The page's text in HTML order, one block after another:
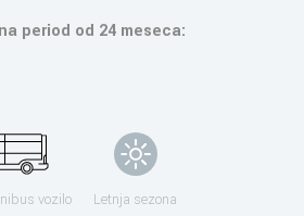
period od 24 meseca:
vozilo Letnja sezona